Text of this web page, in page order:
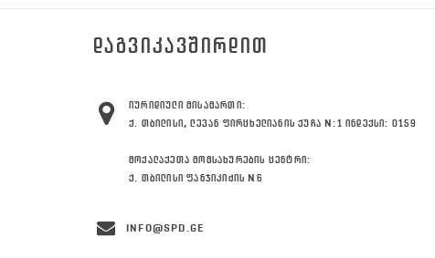
ᲓᲐᲒᲕᲘᲙᲐᲕᲨᲘᲠᲓᲘᲗ
ᲘᲣᲠᲘᲓᲘᲣᲚᲘ ᲛᲘᲡᲐᲛᲐᲠᲗᲘ:
Ქ. ᲗᲑᲘᲚᲘᲡᲘ, ᲚᲔᲕᲐᲜ ᲤᲘᲠᲪᲮᲔᲚᲘᲐᲜᲘᲡ ᲥᲣᲩᲐ N:1 ᲘᲜᲓᲔᲥᲡᲘ: 0159
ᲛᲝᲥᲐᲚᲐᲥᲔᲗᲐ ᲛᲝᲛᲡᲐᲮᲣᲠᲔᲑᲘᲡ ᲪᲔᲜᲢᲠᲘ:
Ქ. ᲗᲑᲘᲚᲘᲡᲘ ᲤᲐᲜᲯᲘᲙᲘᲫᲘᲡ N6
INFO@SPD.GE